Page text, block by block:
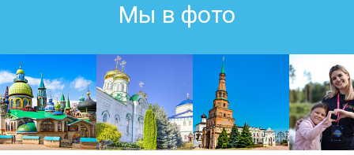
Мы в фото